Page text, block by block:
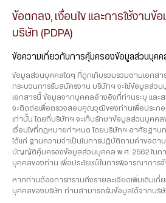
ข้อตกลง, เงื่อนไข และการใช้งาน
บริษัท (PDPA)
ข้อความเกี่ยวกับการคุ้มครองข้อมูลส่วนบุคค
ข้อมูลส่วนบุคคลใดๆ ที่ถูกเก็บรวบรวมตามเอกส
กระบวนการรับสมัครงาน บริษัทฯ จะใช้ข้อมูลส่ว
เอกสารนี้ ข้อมูลจากบุคคลอ้างอิงที่ท่านระบุ แล
จะติดต่อเพื่อตรวจสอบคุณวุฒิของท่านเพื่อประก
เท่านั้น โดยที่บริษัทฯ จะเก็บรักษาข้อมูลส่วนบุคค
เงื่อนไขที่กฏหมายกำหนด โดยบริษัทฯ อาศัยฐาน
ได้แก่ ฐานความจำเป็นในการปฏิบัติตามคำขอตาม
บัญญัติคุ้มครองข้อมูลส่วนบุคคล พ.ศ. 2562 ในกา
บุคคลของท่าน เพื่อประโยชน์ในการพิจารณาการจ้
หากท่านต้องการทราบถึงรายละเอียดเพิ่มเติมเ
บุคคลของบริษัท ท่านสามารถรับข้อมูลได้จากบริ